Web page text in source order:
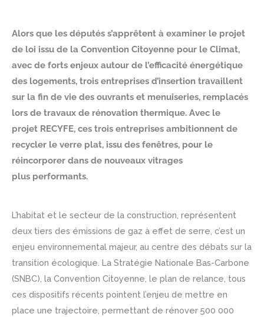
Alors que les députés s’apprêtent à examiner le projet
de loi issu de la Convention Citoyenne pour le Climat,
avec de forts enjeux autour de l’efficacité énergétique
des logements, trois entreprises d’insertion travaillent
sur la fin de vie des ouvrants et menuiseries, remplacés
lors de travaux de rénovation thermique. Avec le
projet RECYFE, ces trois entreprises ambitionnent de
recycler le verre plat, issu des fenêtres, pour le
réincorporer dans de nouveaux vitrages
plus performants.
L’habitat et le secteur de la construction, représentent
deux tiers des émissions de gaz à effet de serre, c’est un
enjeu environnemental majeur, au centre des débats sur la
transition écologique. La Stratégie Nationale Bas-Carbone
(SNBC), la Convention Citoyenne, le plan de relance, tous
ces dispositifs récents pointent l’enjeu de mettre en
place une trajectoire, permettant de rénover 500 000